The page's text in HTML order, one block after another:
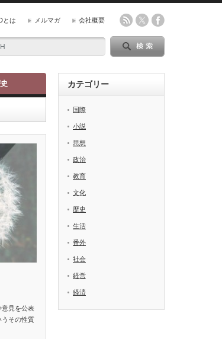
とは メルマガ 会社概要
見を公表
うその性質
カテゴリー
国際
小説
思想
政治
教育
文化
歴史
生活
番外
社会
経営
経済